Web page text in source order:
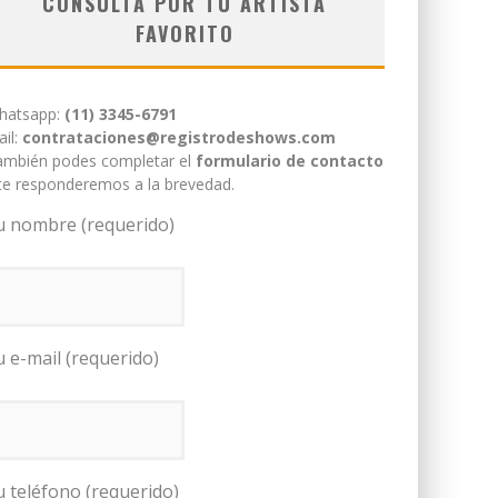
FAVORITO
(11) 3345-6791
contrataciones@registrodeshows.com
podes completar el formulario de contacto
responderemos a la brevedad.
nombre (requerido)
e-mail (requerido)
teléfono (requerido)